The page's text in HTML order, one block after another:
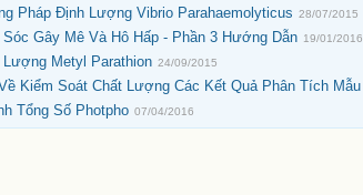
Pháp Định Lượng Vibrio Parahaemolyticus 28/07/2015
Gây Mê Và Hô Hấp - Phần 3 Hướng Dẫn 19/01/2016
Metyl Parathion 24/09/2015
Kiểm Soát Chất Lượng Các Kết Quả Phân Tích Mẫu
Tổng Số Photpho 07/04/2016